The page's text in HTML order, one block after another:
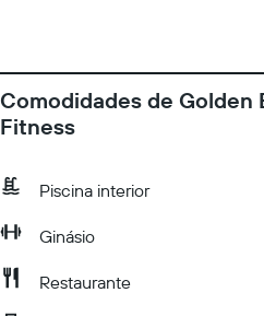
Comodidades de Golden
Fitness
Piscina interior
Ginásio
Restaurante